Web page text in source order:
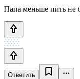
Папа меньше пить не
Ответить